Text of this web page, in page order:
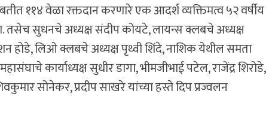
११४ वेळा रक्तदान करणारे एक आदर्श व्यक्तिमत्व ५२ वर्षीय
तसेच सुधनचे अध्यक्ष संदीप कोयटे, लायन्स क्लबचे अध्यक्ष
लिओ क्लबचे अध्यक्ष पृथ्वी शिंदे, नाशिक येथील समता
कार्याध्यक्ष सुधीर डागा, भीमजीभाई पटेल, राजेंद्र शिरोडे,
सोनेकर, प्रदीप साखरे यांच्या हस्ते दिप प्रज्वलन